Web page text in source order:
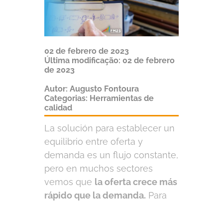
02 de febrero de 2023
Última modificação: 02 de febrero
de 2023
Autor: Augusto Fontoura
Categorias: Herramientas de
calidad
La solución para establecer un
equilibrio entre oferta y
demanda es un flujo constante,
pero en muchos sectores
vemos que la oferta crece más
rápido que la demanda. Para